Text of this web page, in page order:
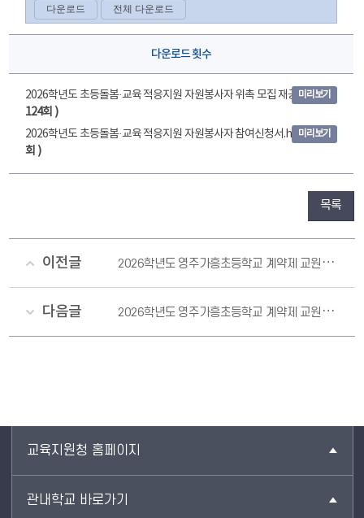
다운로드 횟수
2026학년도 초등돌봄·교육 적응지원 자원봉사자 위촉 모집 재공고.pdf
124회 )
미리보기
2026학년도 초등돌봄·교육 적응지원 자원봉사자 참여신청서.hwp( 19
회 )
미리보기
목록
이전글 2026학년도 영주가흥초등학교 계약제 교원 채용 공고
다음글 2026학년도 영주가흥초등학교 계약제 교원 채용 공고(2차)
교육지원청 홈페이지
관내학교 바로가기